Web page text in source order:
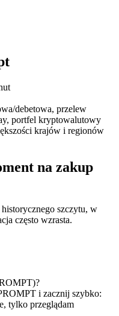
metale szlachetne i
USDC jako zabezpieczenie
debetowa, przelew
portfel kryptowalutowy
krajów i regionów
na zakup
szczytu, w
często wzrasta.
i zacznij szybko:
tylko przeglądam